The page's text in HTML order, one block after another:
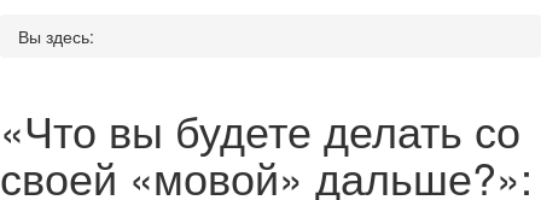
Вы здесь:
«Что вы будете делать со
своей «мовой» дальше?»: